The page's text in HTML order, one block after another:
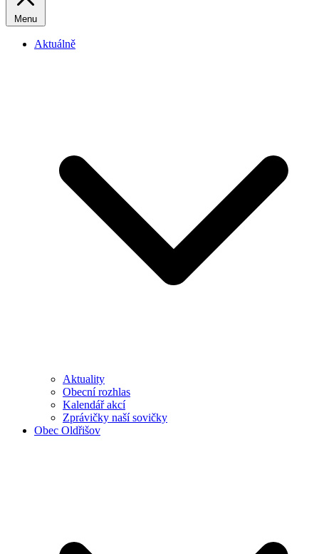
Menu
Aktuálně
Aktuality
Obecní rozhlas
Kalendář akcí
Zprávičky naší sovičky
Obec Oldřišov